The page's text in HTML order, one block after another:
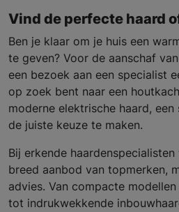
Vind de perfecte haard
Ben je klaar om je huis een
te geven? Voor de aanschaf
een bezoek aan een specialist
op zoek bent naar een
moderne elektrische haard,
de juiste keuze te maken.
Bij erkende
breed aanbod van topmerken,
advies. Van compacte
tot indrukwekkende